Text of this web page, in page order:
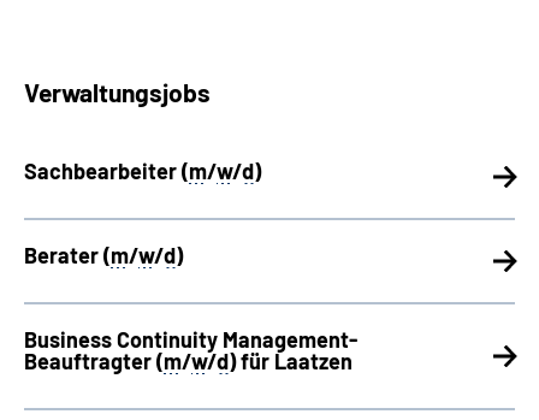
Leichte Sprache
Suche
Verwaltungsjobs
Sachbearbeiter (m/w/d)
Berater (m/w/d)
Business Continuity Management-
Beauftragter (m/w/d) für Laatzen